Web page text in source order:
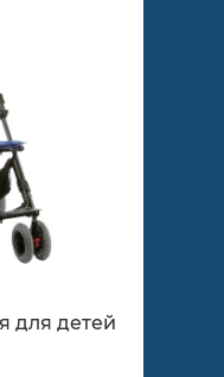
для детей